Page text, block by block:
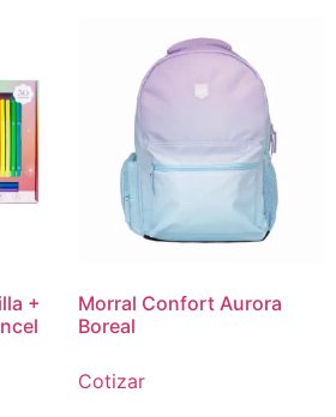
+
Morral Confort Aurora
Boreal
Cotizar